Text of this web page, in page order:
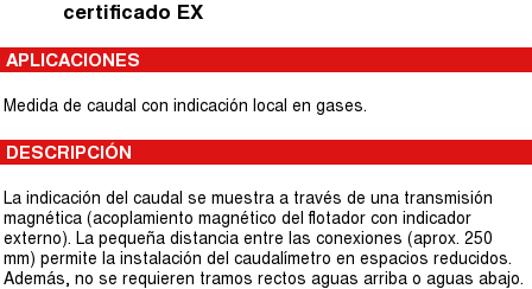
certificado EX
APLICACIONES
Medida de caudal con indicación local en gases.
DESCRIPCIÓN
La indicación del caudal se muestra a través de una transmisión
magnética (acoplamiento magnético del flotador con indicador
externo). La pequeña distancia entre las conexiones (aprox. 250
mm) permite la instalación del caudalímetro en espacios reducidos.
Además, no se requieren tramos rectos aguas arriba o aguas abajo.